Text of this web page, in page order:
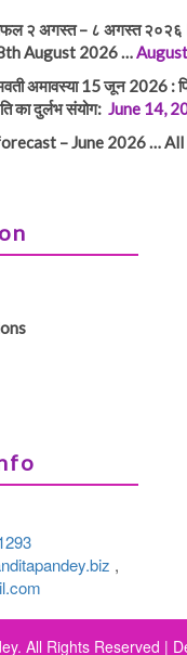
२ अगस्त – ८ अगस्त
August 2026 …
अमावस्या 15 जून 2026 :
का दुर्लभ संयोग: June 14,
– June 2026 … All
,
All Rights Reserved |